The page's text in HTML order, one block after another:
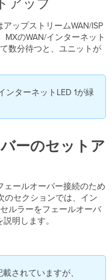
アップ
ップストリームWAN/ISP
のWAN/インターネット
数分待つと、ユニットが
ンターネットLED 1が緑
ーのセットア
ェールオーバー接続のため
のセクションでは、イン
ルラーをフェールオーバ
明します。
されていますが、